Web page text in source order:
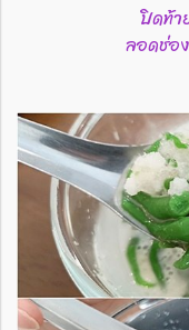
ปิดท้า
ลอดช่อ